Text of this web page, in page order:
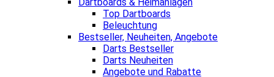
Top Dartboards
Beleuchtung
Bestseller, Neuheiten, Angebote
Darts Bestseller
Darts Neuheiten
Angebote und Rabatte